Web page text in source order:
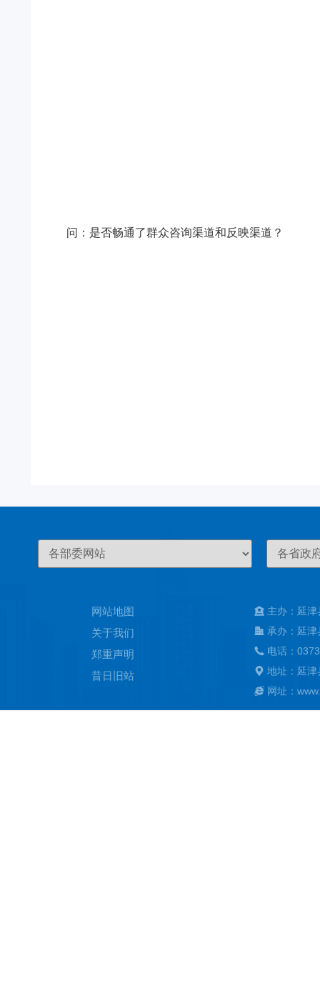
问：是否畅通了群众咨询渠道和反映渠道？
网站地图
关于我们
郑重声明
昔日旧站
主办：延
承办：延
电话：
地址：延
网址：